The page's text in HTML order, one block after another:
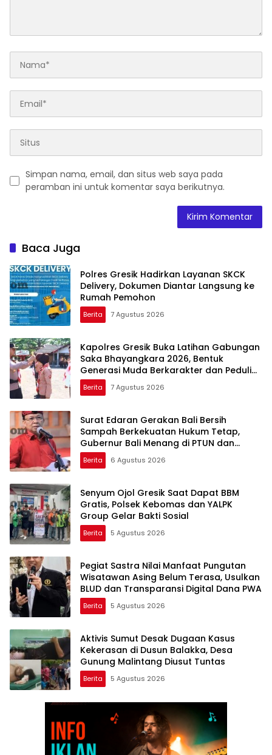
Simpan nama, email, dan situs web saya pada
peramban ini untuk komentar saya berikutnya.
Baca Juga
Polres Gresik Hadirkan Layanan SKCK
Delivery, Dokumen Diantar Langsung ke
Rumah Pemohon
Berita 7 Agustus 2026
Kapolres Gresik Buka Latihan Gabungan
Saka Bhayangkara 2026, Bentuk
Generasi Muda Berkarakter dan Peduli
Kamtibmas
Berita 7 Agustus 2026
Surat Edaran Gerakan Bali Bersih
Sampah Berkekuatan Hukum Tetap,
Gubernur Bali Menang di PTUN dan
Banding
Berita 6 Agustus 2026
Senyum Ojol Gresik Saat Dapat BBM
Gratis, Polsek Kebomas dan YALPK
Group Gelar Bakti Sosial
Berita 5 Agustus 2026
Pegiat Sastra Nilai Manfaat Pungutan
Wisatawan Asing Belum Terasa, Usulkan
BLUD dan Transparansi Digital Dana PWA
Berita 5 Agustus 2026
Aktivis Sumut Desak Dugaan Kasus
Kekerasan di Dusun Balakka, Desa
Gunung Malintang Diusut Tuntas
Berita 5 Agustus 2026